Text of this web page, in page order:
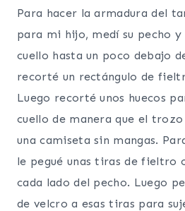
Para hacer la armadura del
para mi hijo, medí su pecho y
cuello hasta un poco debajo
recorté un rectángulo de
Luego recorté unos huecos
cuello de manera que el
una camiseta sin mangas.
le pegué unas tiras de fieltro
cada lado del pecho. Luego
de velcro a esas tiras para